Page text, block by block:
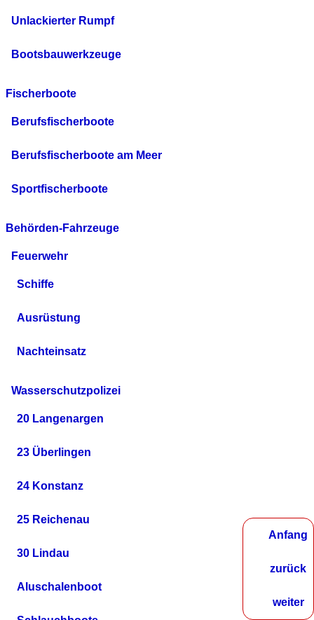
Unlackierter Rumpf
Bootsbauwerkzeuge
Fischerboote
Berufsfischerboote
Berufsfischerboote am Meer
Sportfischerboote
Behörden-Fahrzeuge
Feuerwehr
Schiffe
Ausrüstung
Nachteinsatz
Wasserschutzpolizei
20 Langenargen
23 Überlingen
24 Konstanz
25 Reichenau
30 Lindau
Aluschalenboot
Anfang
zurück
weiter